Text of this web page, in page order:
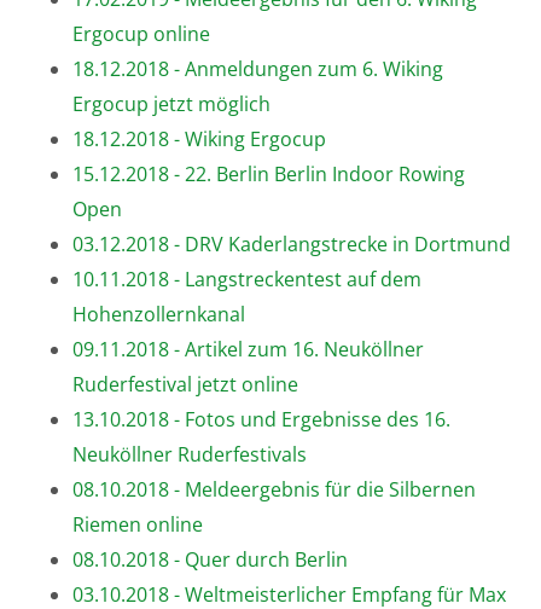
Ergocup online
18.12.2018 - Anmeldungen zum 6. Wiking
Ergocup jetzt möglich
18.12.2018 - Wiking Ergocup
15.12.2018 - 22. Berlin Berlin Indoor Rowing
Open
03.12.2018 - DRV Kaderlangstrecke in Dortmund
10.11.2018 - Langstreckentest auf dem
Hohenzollernkanal
09.11.2018 - Artikel zum 16. Neuköllner
Ruderfestival jetzt online
13.10.2018 - Fotos und Ergebnisse des 16.
Neuköllner Ruderfestivals
08.10.2018 - Meldeergebnis für die Silbernen
Riemen online
08.10.2018 - Quer durch Berlin
03.10.2018 - Weltmeisterlicher Empfang für Max